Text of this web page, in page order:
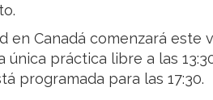
en Canadá comenzará este
única práctica libre a las
programada para las 17:30.